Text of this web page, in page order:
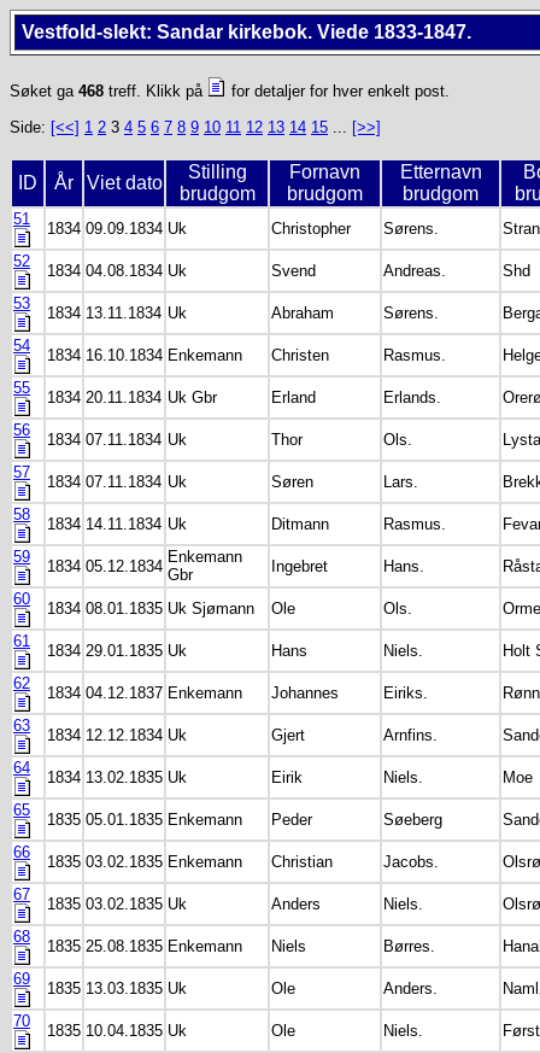
Vestfold-slekt: Sandar kirkebok. Viede 1833-1847.
Søket ga 468 treff. Klikk på
for detaljer for hver enkelt post.
Side: [<<] 1 2 3 4 5 6 7 8 9 10 11 12 13 14 15 ... [>>]
ID År Viet dato
Stilling
brudgom
Fornavn
brudgom
Etternavn
brudgom
51
1834 09.09.1834 Uk Christopher Sørens.
52
1834 04.08.1834 Uk Svend Andreas.
Shd
53
1834 13.11.1834 Uk Abraham Sørens.
54
1834 16.10.1834 Enkemann Christen Rasmus.
55
1834 20.11.1834 Uk Gbr Erland Erlands.
56
1834 07.11.1834 Uk Thor Ols.
57
1834 07.11.1834 Uk Søren Lars.
58
1834 14.11.1834 Uk Ditmann Rasmus.
59
1834 05.12.1834
Enkemann
Gbr
Ingebret Hans.
60
1834 08.01.1835 Uk Sjømann Ole Ols.
61
1834 29.01.1835 Uk Hans Niels.
Holt
62
1834 04.12.1837 Enkemann Johannes Eiriks.
Rønn
63
1834 12.12.1834 Uk Gjert Arnfins.
64
1834 13.02.1835 Uk Eirik Niels.
Moe
65
1835 05.01.1835 Enkemann Peder Søeberg
66
1835 03.02.1835 Enkemann Christian Jacobs.
67
1835 03.02.1835 Uk Anders Niels.
68
1835 25.08.1835 Enkemann Niels Børres.
69
1835 13.03.1835 Uk Ole Anders.
70
1835 10.04.1835 Uk Ole Niels.